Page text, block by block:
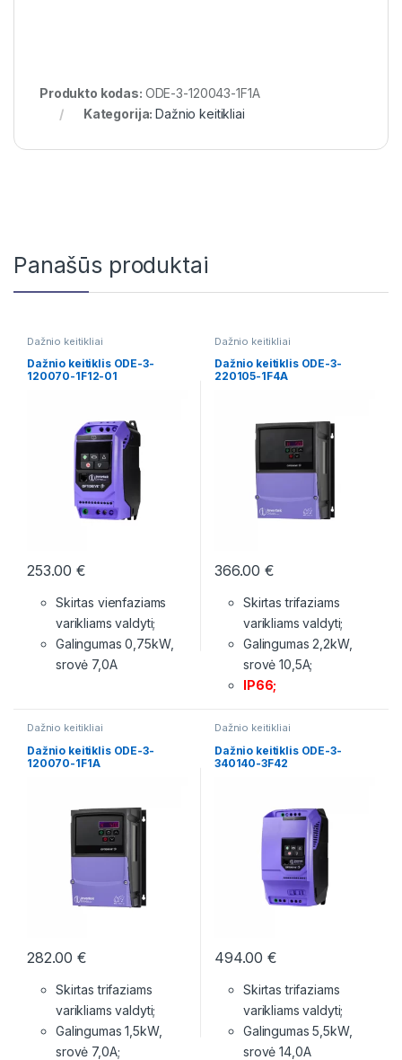
Produkto kodas: ODE-3-120043-1F1A
Kategorija:Dažnio keitikliai
Panašūs produktai
Dažnio keitikliai
Dažnio keitiklis ODE-3-
120070-1F12-01
253.00€
Skirtas vienfaziams
varikliams valdyti;
Galingumas 0,75kW,
srovė 7,0A
Dažnio keitikliai
Dažnio keitiklis ODE-3-
220105-1F4A
366.00€
Skirtas trifaziams
varikliams valdyti;
Galingumas 2,2kW,
srovė 10,5A;
IP66;
Dažnio keitikliai
Dažnio keitiklis ODE-3-
120070-1F1A
282.00€
Skirtas trifaziams
varikliams valdyti;
Galingumas 1,5kW,
srovė 7,0A;
Dažnio keitikliai
Dažnio keitiklis ODE-3-
340140-3F42
494.00€
Skirtas trifaziams
varikliams valdyti;
Galingumas 5,5kW,
srovė 14,0A